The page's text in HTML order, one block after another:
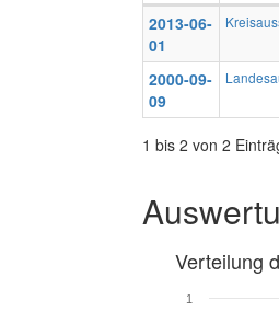
2013-06-
01
2000-09-
09
1 bis 2 von 2
Verteilung
1